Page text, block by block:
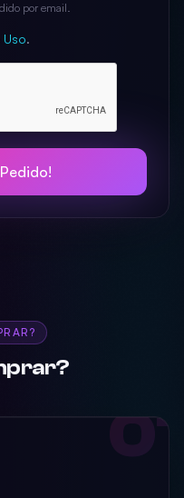
por email.
Uso.
01